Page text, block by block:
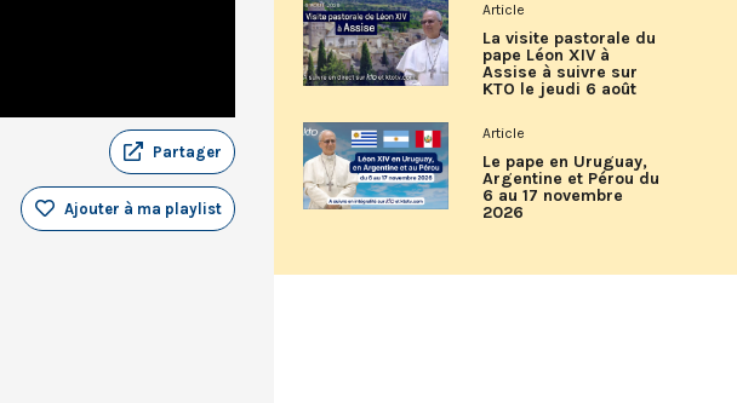
Partager
Ajouter à ma playlist
Article
La visite pastorale du
pape Léon XIV à
Assise à suivre sur
KTO le jeudi 6 août
Article
Le pape en Uruguay,
Argentine et Pérou du
6 au 17 novembre
2026